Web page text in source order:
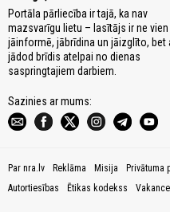
Portāla pārliecība ir tajā, ka nav
mazsvarīgu lietu – lasītājs ir ne vien
jāinformē, jābrīdina un jāizglīto, bet
jādod brīdis atelpai no dienas
saspringtajiem darbiem.
Sazinies ar mums:
Par nra.lv Reklāma Misija Privātuma
Autortiesības
Ētikas kodekss